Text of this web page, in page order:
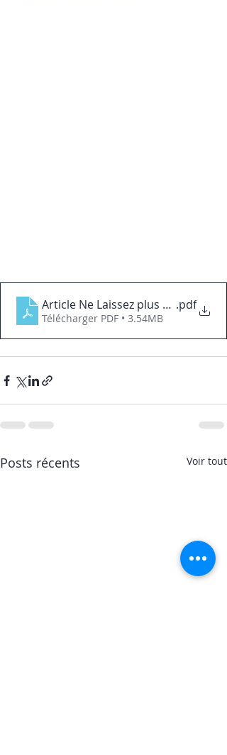
Article Ne Laissez plus vos.pdf
Télécharger PDF • 3.54MB
Posts récents Voir tout